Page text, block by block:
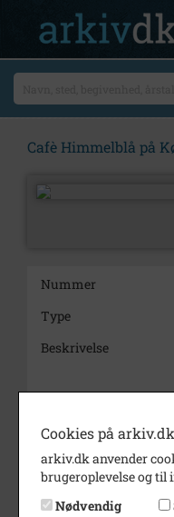
Cafè Himmelblå på
Nummer
Type
Beskrivelse
Periode
Dateringsnote
Fotograf
Cookies på arkiv.dk
arkiv.dk anvender
brugeroplevelse og
Nødvendig